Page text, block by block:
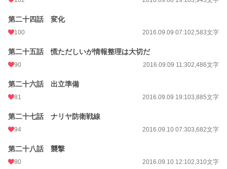
第二十四話 変化
100 2016.09.09 07:102,583文字
第二十五話 慌ただしいが情報整理は大切だ
90 2016.09.09 11:302,486文字
第二十六話 出立準備
81 2016.09.09 19:103,885文字
第二十七話 ナリヤ防衛戦線
94 2016.09.10 07:303,682文字
第二十八話 襲撃
80 2016.09.10 12:102,310文字